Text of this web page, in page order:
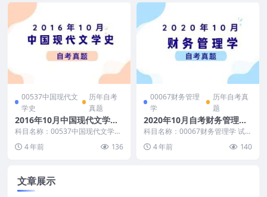
00537中国现代文
学史
历年自考
真题
2016年10月中国现代文学史
自考真题和答案
科目名称：00537中国现代文学史
自学考试中...
4 年前 136
00067财务管理
学
历年自考真
题
2020年10月自考财务管理学
真题及答案
科目名称：00067财务管理学 试卷
考试财务管...
4 年前 140
文章展示